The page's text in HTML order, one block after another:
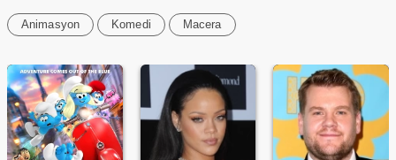
Animasyon Komedi Macera